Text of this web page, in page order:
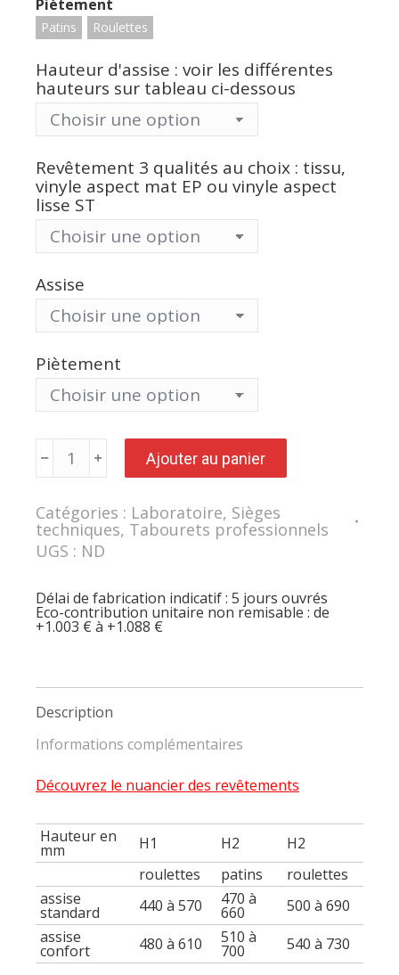
Piètement
Patins Roulettes
Hauteur d'assise : voir les différentes
hauteurs sur tableau ci-dessous
Revêtement 3 qualités au choix : tissu,
vinyle aspect mat EP ou vinyle aspect
lisse ST
Assise
Piètement
quantité
de
Tabouret
repose-
pieds
soudé
LIBRA
assise
sous-
assise
tapissée
Ajouter au panier
Catégories : Laboratoire, Sièges
techniques, Tabourets professionnels
UGS : ND
Délai de fabrication indicatif : 5 jours ouvrés
Eco-contribution unitaire non remisable : de
+1.003 € à +1.088 €
Description
Informations complémentaires
Découvrez le nuancier des revêtements
Hauteur en
mm H1 H2
H2
roulettes
patins
roulettes
assise
standard 440 à 570 470 à
660
500 à 690
assise
confort 480 à 610 510 à
700 540 à 730